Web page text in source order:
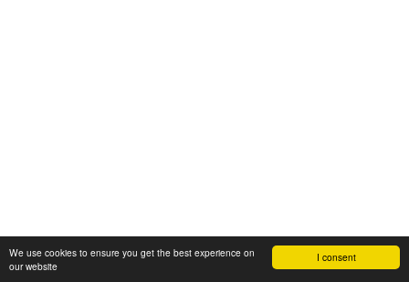
I consent
We use cookies to ensure you get the best experience on
our website